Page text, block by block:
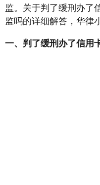
监。关于判了缓刑办了
监吗的详细解答，华律
一、判了缓刑办了信用